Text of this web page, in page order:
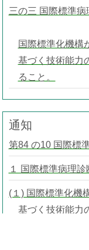
三の三 国際標準
国際標準化機構
基づく技術能力
ること。
通知
第84 の10 国際標
１ 国際標準病理
(１) 国際標準化機
基づく技術能力